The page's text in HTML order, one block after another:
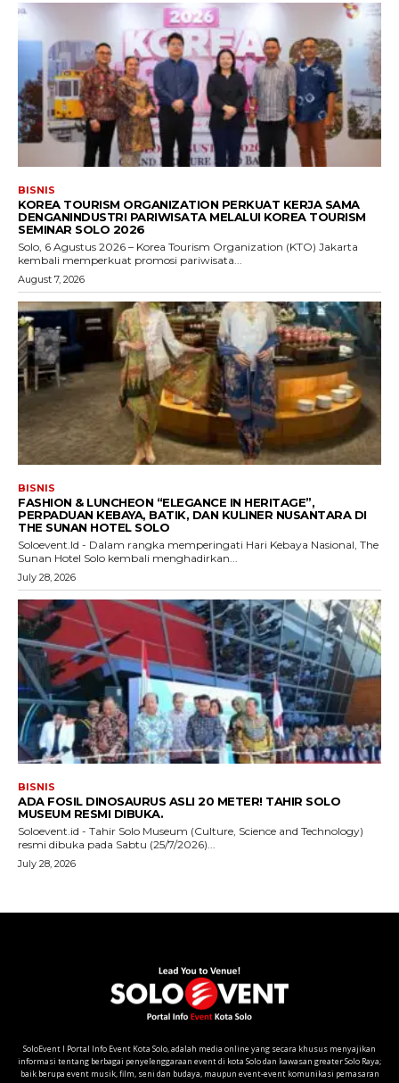
SoloEvent I Portal Info Event Kota Solo, adalah media online yang secara khusus menyajikan
informasi tentang berbagai penyelenggaraan event di kota Solo dan kawasan greater Solo Raya;
baik berupa event musik, film, seni dan budaya, maupun event-event komunikasi pemasaran